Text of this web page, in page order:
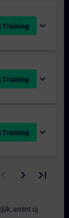
Training expand_more
Training expand_more
Training expand_more
amint új